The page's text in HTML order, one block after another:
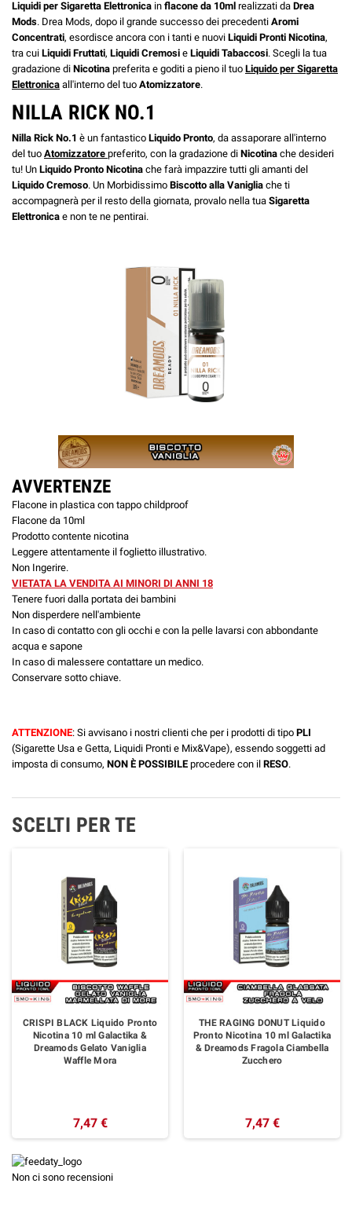
Liquidi per Sigaretta Elettronica in flacone da 10ml realizzati da Drea
Mods. Drea Mods, dopo il grande successo dei precedenti Aromi
Concentrati, esordisce ancora con i tanti e nuovi Liquidi Pronti Nicotina,
tra cui Liquidi Fruttati, Liquidi Cremosi e Liquidi Tabaccosi. Scegli la tua
gradazione di Nicotina preferita e goditi a pieno il tuo Liquido per Sigaretta
Elettronica all'interno del tuo Atomizzatore.
NILLA RICK NO.1
Nilla Rick No.1 è un fantastico Liquido Pronto, da assaporare all'interno
del tuo Atomizzatore preferito, con la gradazione di Nicotina che desideri
tu! Un Liquido Pronto Nicotina che farà impazzire tutti gli amanti del
Liquido Cremoso. Un Morbidissimo Biscotto alla Vaniglia che ti
accompagnerà per il resto della giornata, provalo nella tua Sigaretta
Elettronica e non te ne pentirai.
AVVERTENZE
Flacone in plastica con tappo childproof
Flacone da 10ml
Prodotto contente nicotina
Leggere attentamente il foglietto illustrativo.
Non Ingerire.
VIETATA LA VENDITA AI MINORI DI ANNI 18
Tenere fuori dalla portata dei bambini
Non disperdere nell'ambiente
In caso di contatto con gli occhi e con la pelle lavarsi con abbondante
acqua e sapone
In caso di malessere contattare un medico.
Conservare sotto chiave.
ATTENZIONE: Si avvisano i nostri clienti che per i prodotti di tipo PLI
(Sigarette Usa e Getta, Liquidi Pronti e Mix&Vape), essendo soggetti ad
imposta di consumo, NON È POSSIBILE procedere con il RESO.
SCELTI PER TE
CRISPI BLACK Liquido Pronto
Nicotina 10 ml Galactika &
Dreamods Gelato Vaniglia
Waffle Mora
7,47 €
THE RAGING DONUT Liquido
Pronto Nicotina 10 ml Galactika
& Dreamods Fragola Ciambella
Zucchero
7,47 €
Non ci sono recensioni